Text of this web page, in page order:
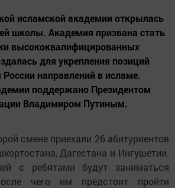
исламской академии открылась
школы. Академия призвана стать
высококвалифицированных
для укрепления позиций
направлений в исламе.
поддержано Президентом
Владимиром Путиным.
смене приехали 26 абитуриентов
Дагестана и Ингушетии.
с ребятами будут заниматься
чего им предстоит пройти